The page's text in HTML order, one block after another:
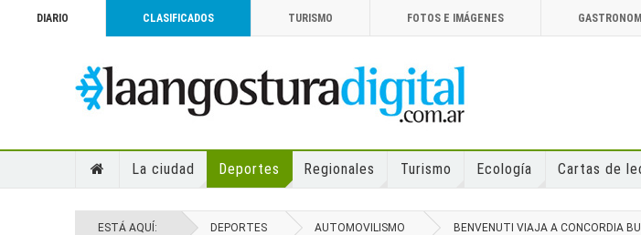
DIARIO CLASIFICADOS TURISMO FOTOS E IMÁGENES
La ciudad Deportes Regionales Turismo Ecología Cartas de
ESTÁ AQUÍ: DEPORTES AUTOMOVILISMO BENVENUTI VIAJA A CONCORDIA